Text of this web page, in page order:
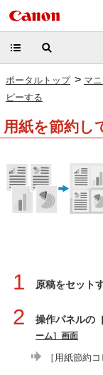
ポータルトップ > マ
ピーする
用紙を節約し
1 原稿をセット
2 操作パネルの
ーム］画面
［用紙節約